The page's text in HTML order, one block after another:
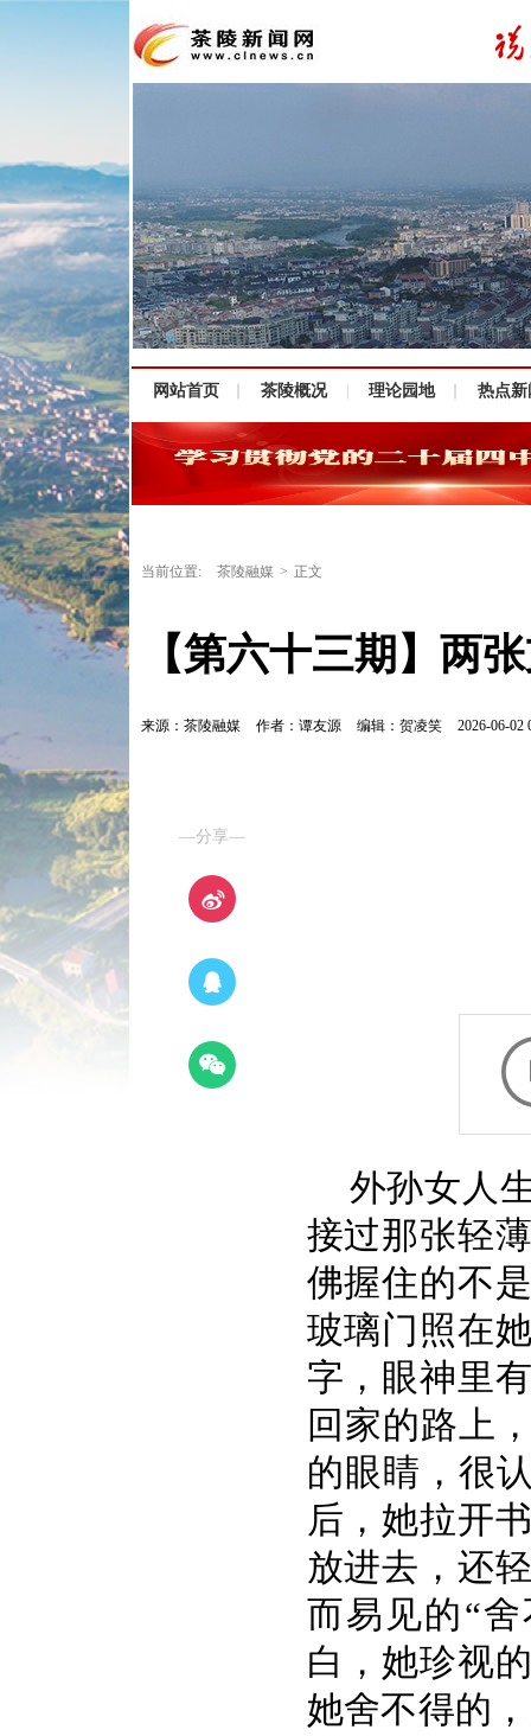
网站首页 茶陵概况 理论园地 热点新
当前位置: 茶陵融媒 > 正文
【第六十三期】两
来源：茶陵融媒 作者：谭友源 编辑：贺凌笑 2026-06-02
—分享—
外孙女人
接过那张轻
佛握住的不
玻璃门照在
字，眼神里
回家的路上
的眼睛，很
后，她拉开
放进去，还
而易见的“
白，她珍视
她舍不得的